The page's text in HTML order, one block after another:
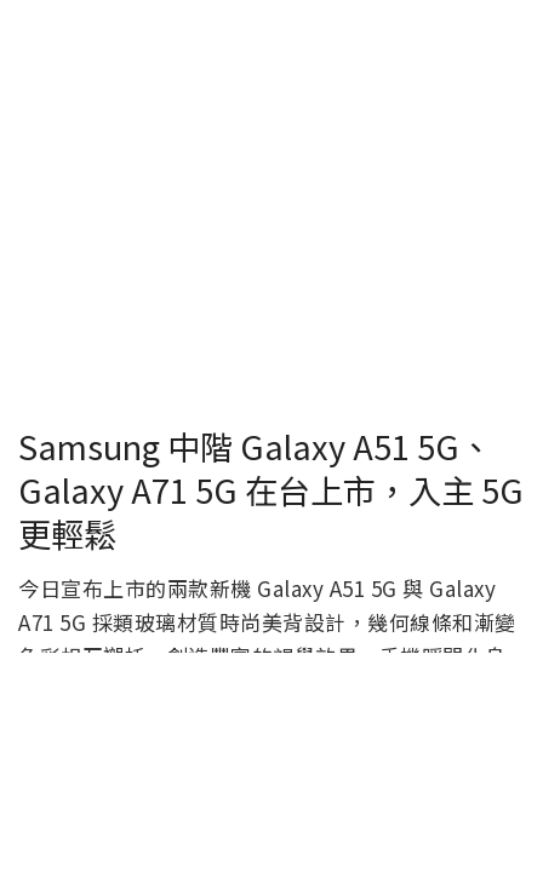
Samsung 中階 Galaxy A51 5G、
Galaxy A71 5G 在台上市，入主 5G
更輕鬆
今日宣布上市的兩款新機 Galaxy A51 5G 與 Galaxy
A71 5G 採類玻璃材質時尚美背設計，幾何線條和漸變
色彩相互襯托，創造豐富的視覺效果，手機瞬間化身